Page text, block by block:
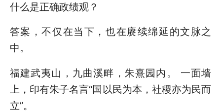
什么是正确政绩观？
答案，不仅在当下，也在赓续绵延的文脉之
中。
福建武夷山，九曲溪畔，朱熹园内。 一面墙
上，印有朱子名言“国以民为本，社稷亦为民而
立”。